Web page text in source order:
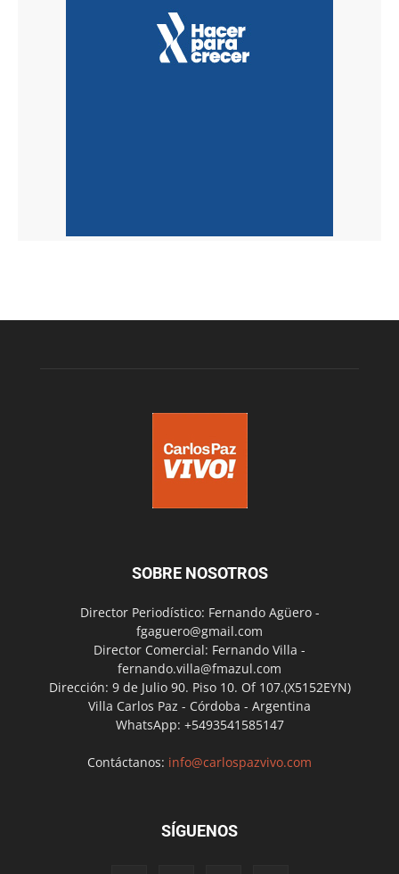
SOBRE NOSOTROS
Director Periodístico: Fernando Agüero -
fgaguero@gmail.com
Director Comercial: Fernando Villa -
fernando.villa@fmazul.com
Dirección: 9 de Julio 90. Piso 10. Of 107.(X5152EYN)
Villa Carlos Paz - Córdoba - Argentina
WhatsApp: +5493541585147
Contáctanos: info@carlospazvivo.com
SÍGUENOS